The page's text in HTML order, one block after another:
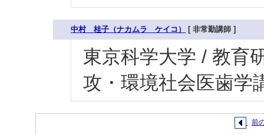
中村 桂子（ナカムラ ケイコ） [ 非常勤講師 ]
東京科学大学 / 教育
攻・環境社会医歯学
前